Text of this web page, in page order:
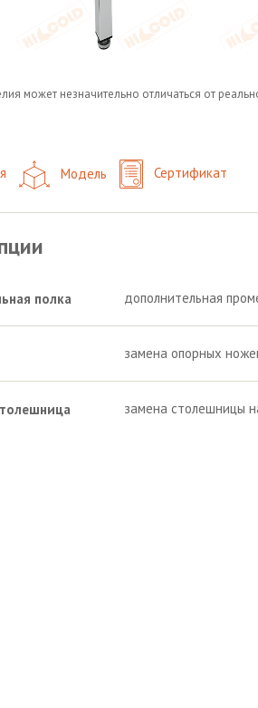
может незначительно отличаться от
Модель Сертификат
полка дополнительная
замена опорных
замена столешницы